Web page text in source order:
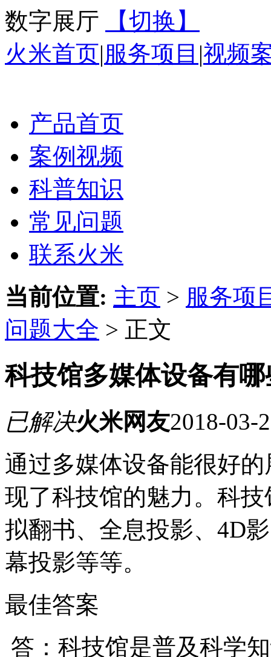
数字展厅
【切换】
火米首页|服务项目 |视频
产品首页
案例视频
科普知识
常见问题
联系火米
当前位置: 主页 > 服务项
问题大全 > 正文
科技馆多媒体设备有
已解决火米网友2018-03-
通过多媒体设备能很好
现了科技馆的魅力。科
拟翻书、全息投影、4D
幕投影等等。
最佳答案
答：科技馆是普及科学